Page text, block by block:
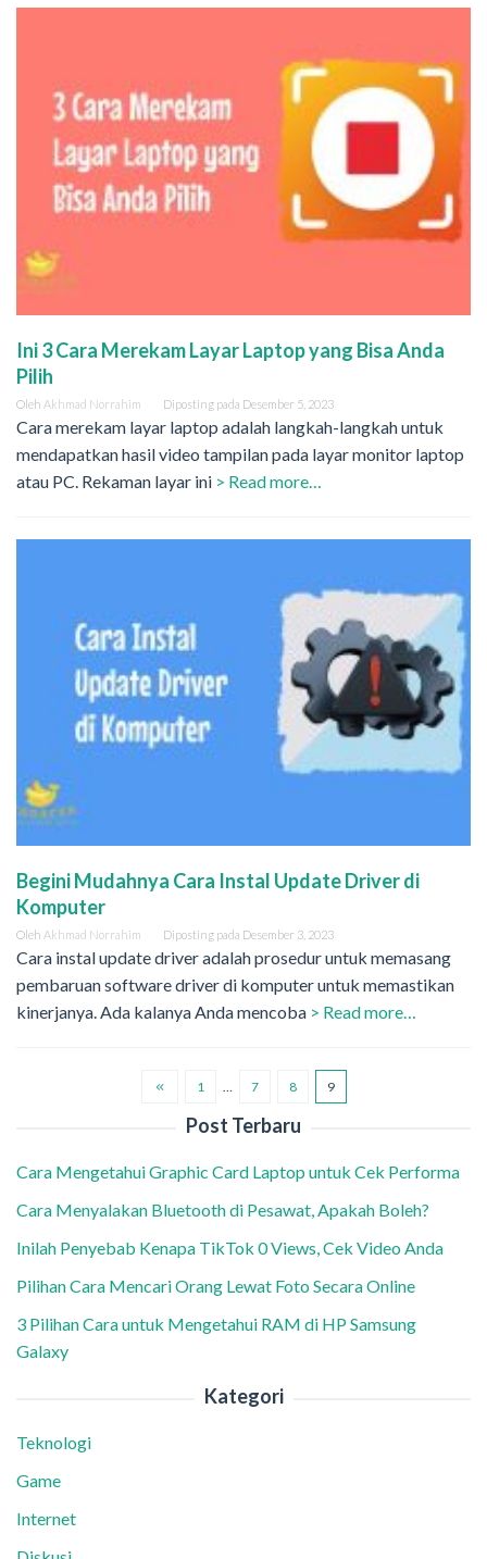
Ini 3 Cara Merekam Layar Laptop yang Bisa Anda
Pilih
Oleh Akhmad Norrahim Diposting pada Desember 5, 2023
Cara merekam layar laptop adalah langkah-langkah untuk
mendapatkan hasil video tampilan pada layar monitor laptop
atau PC. Rekaman layar ini > Read more…
Begini Mudahnya Cara Instal Update Driver di
Komputer
Oleh Akhmad Norrahim Diposting pada Desember 3, 2023
Cara instal update driver adalah prosedur untuk memasang
pembaruan software driver di komputer untuk memastikan
kinerjanya. Ada kalanya Anda mencoba > Read more…
1 7 8 9
Post Terbaru
Cara Mengetahui Graphic Card Laptop untuk Cek Performa
Cara Menyalakan Bluetooth di Pesawat, Apakah Boleh?
Inilah Penyebab Kenapa TikTok 0 Views, Cek Video Anda
Pilihan Cara Mencari Orang Lewat Foto Secara Online
3 Pilihan Cara untuk Mengetahui RAM di HP Samsung
Galaxy
Kategori
Teknologi
Game
Internet